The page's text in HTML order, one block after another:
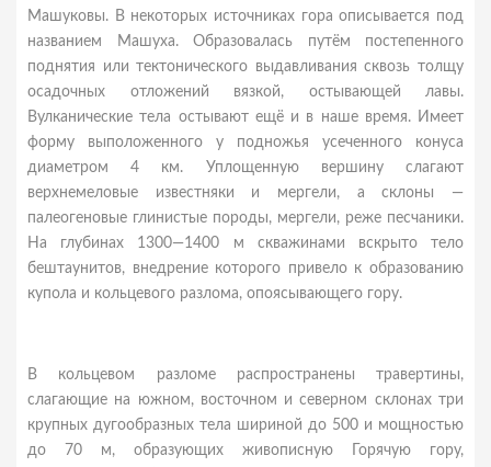
Машуковы. В некоторых источниках гора описывается под
названием Машуха. Образовалась путём постепенного
поднятия или тектонического выдавливания сквозь толщу
осадочных отложений вязкой, остывающей лавы.
Вулканические тела остывают ещё и в наше время. Имеет
форму выположенного у подножья усеченного конуса
диаметром 4 км. Уплощенную вершину слагают
верхнемеловые известняки и мергели, а склоны —
палеогеновые глинистые породы, мергели, реже песчаники.
На глубинах 1300—1400 м скважинами вскрыто тело
бештаунитов, внедрение которого привело к образованию
купола и кольцевого разлома, опоясывающего гору.
В кольцевом разломе распространены травертины,
слагающие на южном, восточном и северном склонах три
крупных дугообразных тела шириной до 500 и мощностью
до 70 м, образующих живописную Горячую гору,